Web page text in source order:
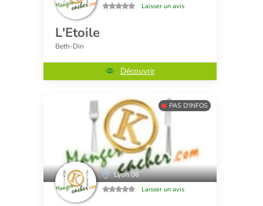
Laisser un avis
L'Etoile
Beth-Din
Découvrir
PAS D'INFOS
Lyon 06
Laisser un avis